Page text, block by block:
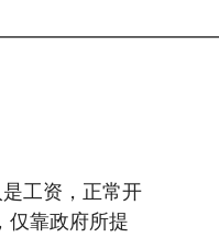
工资，正常开
仅靠政府所提